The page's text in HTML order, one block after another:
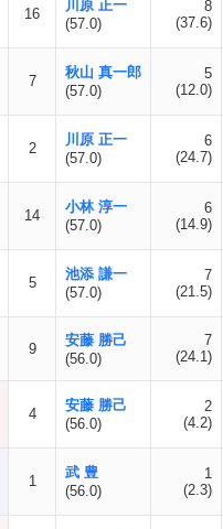
16
川原 正一
(57.0)
8
(37.6)
7
秋山 真一郎
(57.0)
5
(12.0)
2
川原 正一
(57.0)
6
(24.7)
14
小林 淳一
(57.0)
6
(14.9)
5
池添 謙一
(57.0)
7
(21.5)
9
安藤 勝己
(56.0)
7
(24.1)
4
安藤 勝己
(56.0)
2
(4.2)
1
武 豊
(56.0)
1
(2.3)